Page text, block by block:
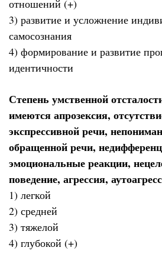
отношений (+)
3) развитие и усложнение
самосознания
4) формирование и развитие
идентичности
Степень умственной
имеются апрозексия,
экспрессивной речи,
обращенной речи,
эмоциональные реакции,
поведение, агрессия,
1) легкой
2) средней
3) тяжелой
4) глубокой (+)